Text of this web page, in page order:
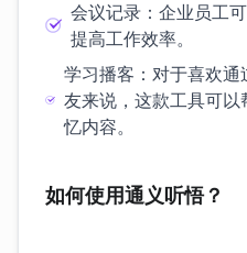
会议记录：企业员工
提高工作效率。
学习播客：对于喜欢
友来说，这款工具可
忆内容。
如何使用通义听悟？